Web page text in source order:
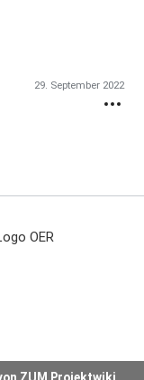
29. September 2022